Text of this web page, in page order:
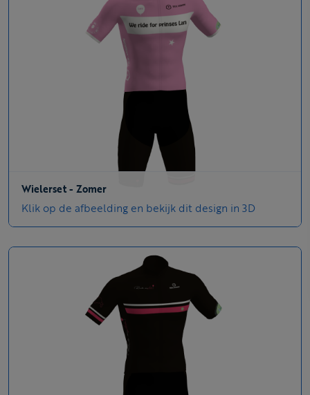
Wielerset - Zomer
Klik op de afbeelding en bekijk dit design in 3D